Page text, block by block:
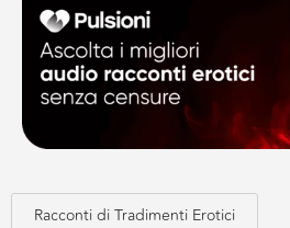
Racconti di Tradimenti Erotici